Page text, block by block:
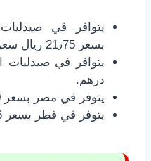
يتوافر في صيدليات
بسعر 21٫75 ريال سعودي.
درهم.
يتوفر في مصر بسعر 150 جنيه.
يتوفر في قطر بسعر 16 ريال قطري.